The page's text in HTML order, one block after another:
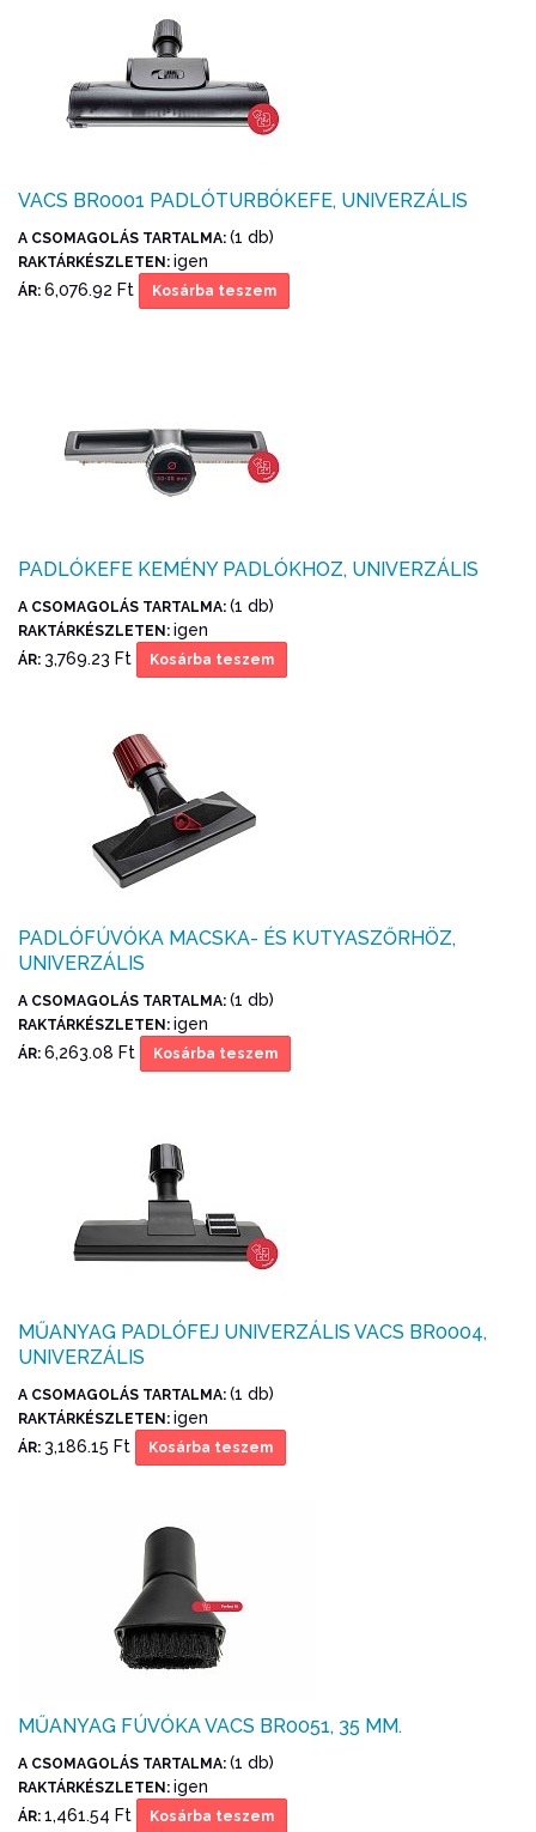
VACS BR0001 PADLÓTURBÓKEFE, UNIVERZÁLIS
A CSOMAGOLÁS TARTALMA: (1 db)
RAKTÁRKÉSZLETEN: igen
ÁR: 6,076.92 Ft Kosárba teszem
PADLÓKEFE KEMÉNY PADLÓKHOZ, UNIVERZÁLIS
A CSOMAGOLÁS TARTALMA: (1 db)
RAKTÁRKÉSZLETEN: igen
ÁR: 3,769.23 Ft Kosárba teszem
PADLÓFÚVÓKA MACSKA- ÉS KUTYASZŐRHÖZ,
UNIVERZÁLIS
A CSOMAGOLÁS TARTALMA: (1 db)
RAKTÁRKÉSZLETEN: igen
ÁR: 6,263.08 Ft Kosárba teszem
MŰANYAG PADLÓFEJ UNIVERZÁLIS VACS BR0004,
UNIVERZÁLIS
A CSOMAGOLÁS TARTALMA: (1 db)
RAKTÁRKÉSZLETEN: igen
ÁR: 3,186.15 Ft Kosárba teszem
MŰANYAG FÚVÓKA VACS BR0051, 35 MM.
A CSOMAGOLÁS TARTALMA: (1 db)
RAKTÁRKÉSZLETEN: igen
ÁR: 1,461.54 Ft Kosárba teszem